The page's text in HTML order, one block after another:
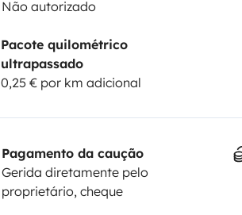
Não autorizado
Pacote quilométrico
ultrapassado
0,25 € por km adicional
Pagamento da caução
Gerida diretamente pelo
proprietário, cheque